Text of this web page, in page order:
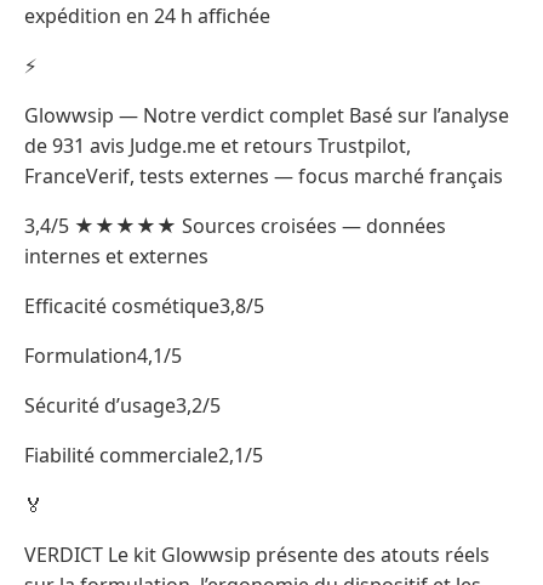
expédition en 24 h affichée
⚡
Glowwsip — Notre verdict complet Basé sur l’analyse
de 931 avis Judge.me et retours Trustpilot,
FranceVerif, tests externes — focus marché français
3,4/5 ★★★★★ Sources croisées — données
internes et externes
Efficacité cosmétique3,8/5
Formulation4,1/5
Sécurité d’usage3,2/5
Fiabilité commerciale2,1/5
🏅
VERDICT Le kit Glowwsip présente des atouts réels